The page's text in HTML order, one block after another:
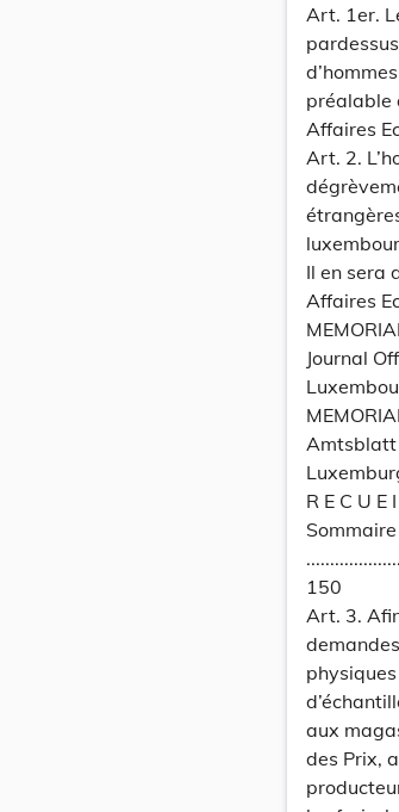
Art. 1er.
préalable
Affaires
Art. 2.
Il en sera
Affaires
Journal
Amtsblatt
R E C U E
Sommaire
150
Art. 3.
aux
des Prix,